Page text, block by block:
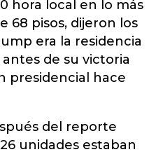
hora local en lo más
68 pisos, dijeron los
era la residencia
de su victoria
presidencial hace
del reporte
unidades estaban